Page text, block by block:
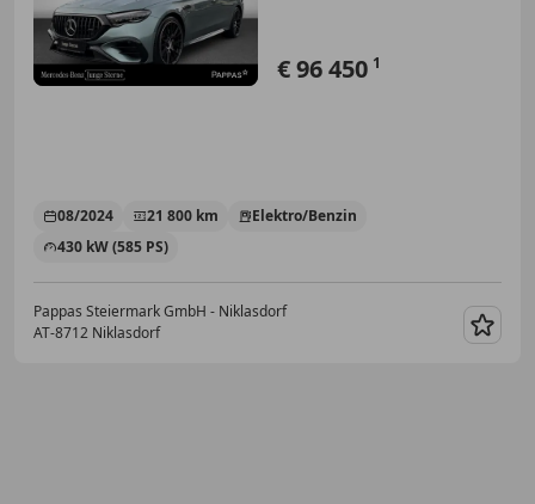
€ 96 450 1
08/2024 21 800 km
Elektro/Benzin
430 kW (585 PS)
Pappas Steiermark GmbH - Niklasdorf
AT-8712 Niklasdorf